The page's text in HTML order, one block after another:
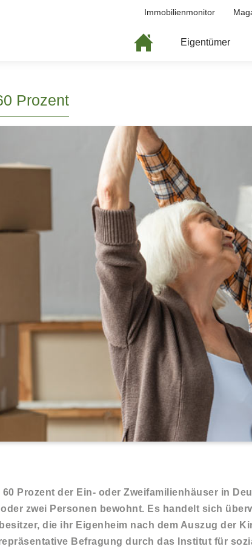
Immobilienmonitor
Eigentümer
Prozent
60 Prozent der Ein- oder Zweifamilienhäuser in
zwei Personen bewohnt. Es handelt sich
die ihr Eigenheim nach dem Auszug der
Befragung durch das Institut für